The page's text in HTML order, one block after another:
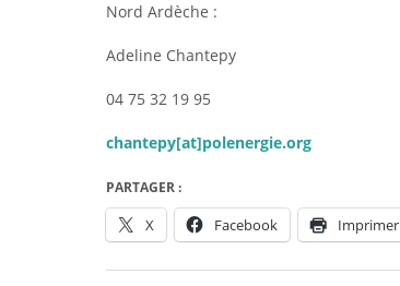
Nord Ardèche :
Adeline Chantepy
04 75 32 19 95
chantepy[at]polenergie.org
PARTAGER :
X Facebook Imprimer